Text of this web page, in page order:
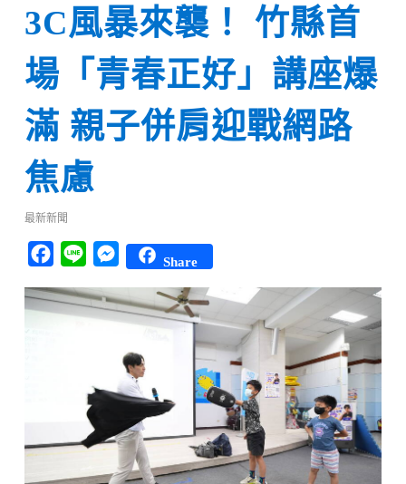
3C風暴來襲！ 竹縣首
場「青春正好」講座爆
滿 親子併肩迎戰網路
焦慮
最新新聞
Facebook
Line Messenger
Share